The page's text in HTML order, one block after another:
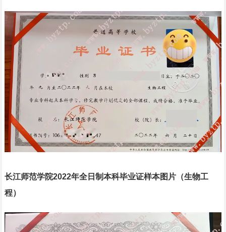
长江师范学院2022年全日制本科毕业证样本图片（生物工
程）